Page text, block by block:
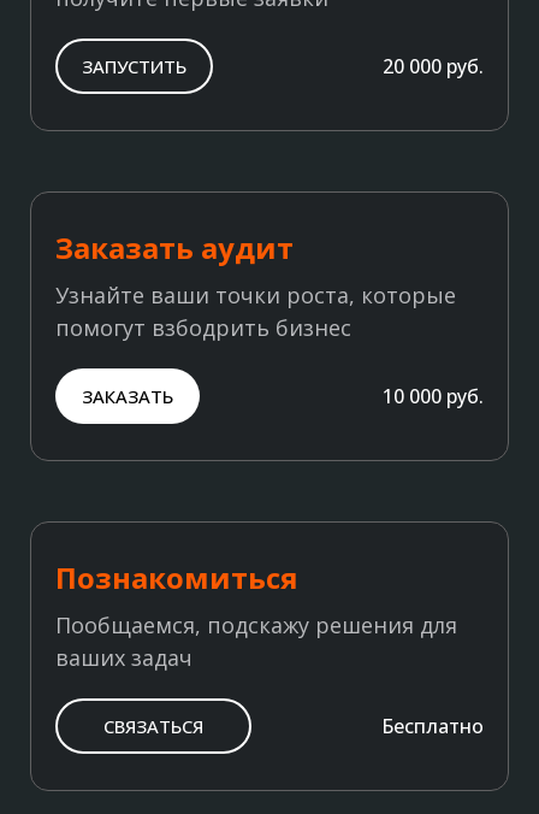
ЗАПУСТИТЬ 20 000 руб.
Заказать аудит
Узнайте ваши точки роста, которые
помогут взбодрить бизнес
ЗАКАЗАТЬ 10 000 руб.
Познакомиться
Пообщаемся, подскажу решения для
ваших задач
СВЯЗАТЬСЯ Бесплатно